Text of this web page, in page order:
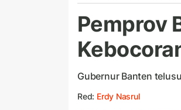
Pemprov
Gubernur Banten
Red: Erdy Nasrul